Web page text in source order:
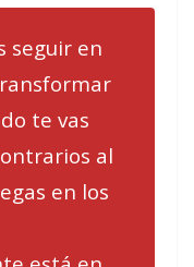
seguir en
te vas
al
en los